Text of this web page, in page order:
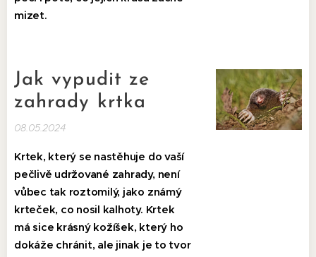
mizet.
Jak vypudit ze
zahrady krtka
08.05.2024
Krtek, který se nastěhuje do vaší
pečlivě udržované zahrady, není
vůbec tak roztomilý, jako známý
krteček, co nosil kalhoty. Krtek
má sice krásný kožíšek, který ho
dokáže chránit, ale jinak je to tvor